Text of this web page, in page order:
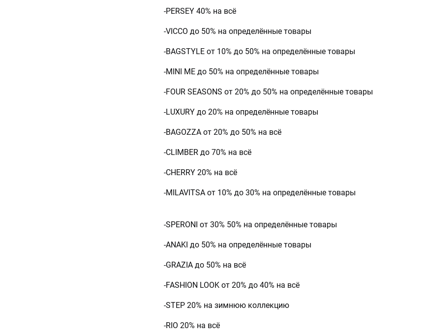
-PERSEY 40% на всё
-VICCO до 50% на определённые товары
-BAGSTYLE от 10% до 50% на определённые товары
-MINI ME до 50% на определённые товары
-FOUR SEASONS от 20% до 50% на определённые товары
-LUXURY до 20% на определённые товары
-BAGOZZA от 20% до 50% на всё
-CLIMBER до 70% на всё
-CHERRY 20% на всё
-MILAVITSA от 10% до 30% на определённые товары
-SPERONI от 30% 50% на определённые товары
-ANAKI до 50% на определённые товары
-GRAZIA до 50% на всё
-FASHION LOOK от 20% до 40% на всё
-STEP 20% на зимнюю коллекцию
-RIO 20% на всё